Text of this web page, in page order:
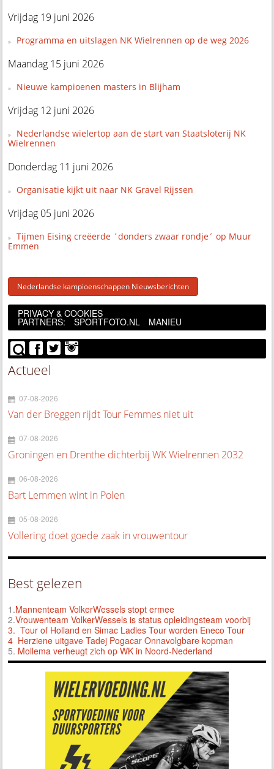
Vrijdag 19 juni 2026
Programma en uitslagen NK Wielrennen op de weg 2026
Maandag 15 juni 2026
Nieuwe kampioenen masters in Blijham
Vrijdag 12 juni 2026
Nederlandse wielertop aan de start van Staatsloterij NK
Wielrennen
Donderdag 11 juni 2026
Organisatie kijkt uit naar NK Gravel Rijssen
Vrijdag 05 juni 2026
Tijmen Eising creëerde ´donders zwaar rondje´ op Muur
Emmen
Nederlandse kampioenschappen Nieuwsberichten
PRIVACY & COOKIES
PARTNERS: SPORTFOTO.NL MANIEU
Actueel
07-08-2026
Van der Breggen rijdt Tour Femmes niet uit
07-08-2026
Groningen en Drenthe dichterbij WK Wielrennen 2032
06-08-2026
Bart Lemmen wint in Polen
05-08-2026
Vollering doet goede zaak in vrouwentour
Best gelezen
1.Mannenteam VolkerWessels stopt ermee
2.Vrouwenteam VolkerWessels is status opleidingsteam voorbij
3. Tour of Holland en Simac Ladies Tour worden Eneco Tour
4 Herziene uitgave Tadej Pogacar Onnavolgbare kopman
5. Mollema verheugt zich op WK in Noord-Nederland